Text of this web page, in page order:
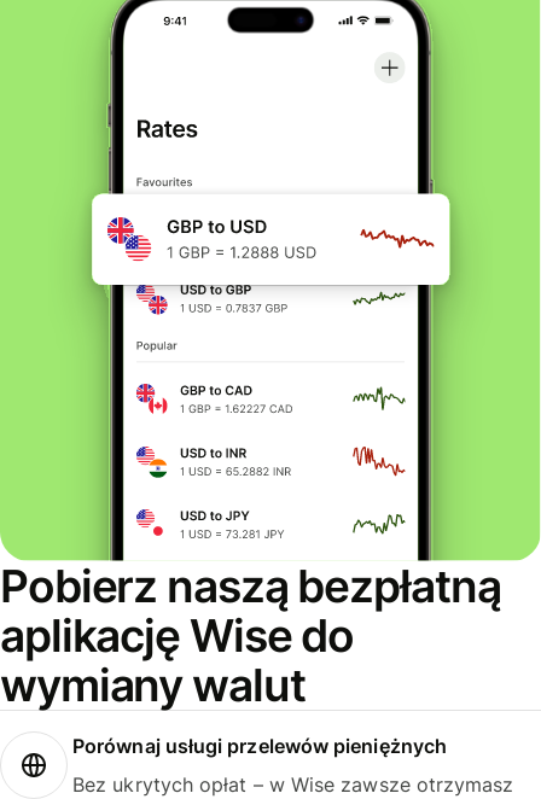
Pobierz naszą bezpłatną
aplikację Wise do
wymiany walut
Porównaj usługi przelewów pieniężnych
Bez ukrytych opłat – w Wise zawsze otrzymasz